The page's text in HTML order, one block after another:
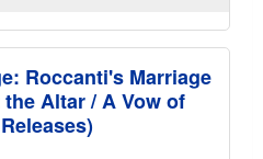
Roccanti's Marriage
Altar / A Vow of